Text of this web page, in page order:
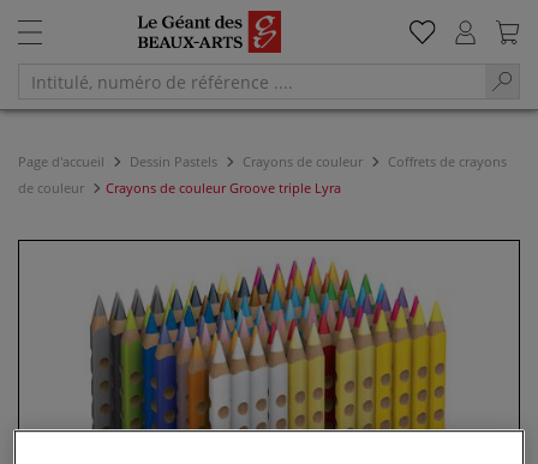
Page d'accueil Dessin Pastels Crayons de couleur
Coffrets de crayons
de couleur
Crayons de couleur Groove triple Lyra